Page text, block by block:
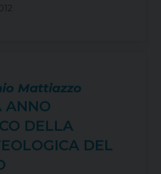
Mattiazzo
ANNO
DELLA
DEL